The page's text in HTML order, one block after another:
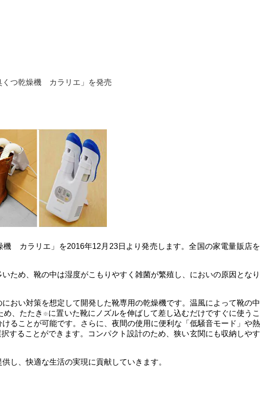
くつ乾燥機 カラリエ」を発売
カラリエ」を2016年12月23日より発売します。全国の家電量販店を
ため、靴の中は湿度がこもりやすく雑菌が繁殖し、においの原因となり
い対策を想定して開発した靴専用の乾燥機です。温風によって靴の中
め、たたき ※に置いた靴にノズルを伸ばして差し込むだけですぐに使うこ
ることが可能です。さらに、夜間の使用に便利な「低騒音モード」や熱
することができます。コンパクト設計のため、狭い玄関にも収納しやす
し、快適な生活の実現に貢献していきます。